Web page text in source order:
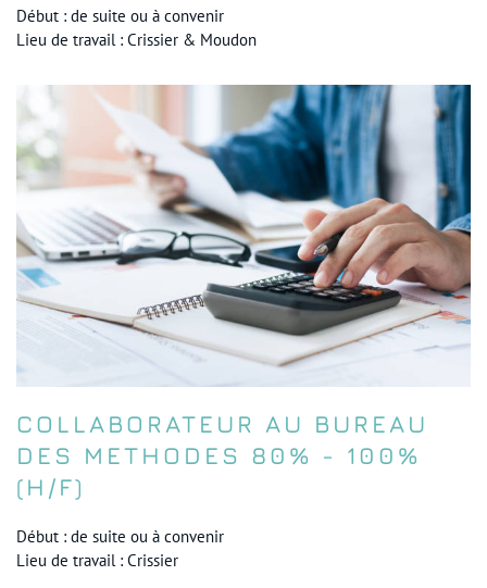
Début : de suite ou à convenir
Lieu de travail : Crissier & Moudon
COLLABORATEUR AU BUREAU
DES METHODES 80% - 100%
(H/F)
Début : de suite ou à convenir
Lieu de travail : Crissier